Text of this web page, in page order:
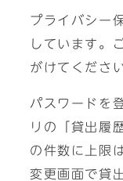
プライバシー
しています。
がけてください
パスワードを
リの「貸出履
の件数に上限
変更画面で貸